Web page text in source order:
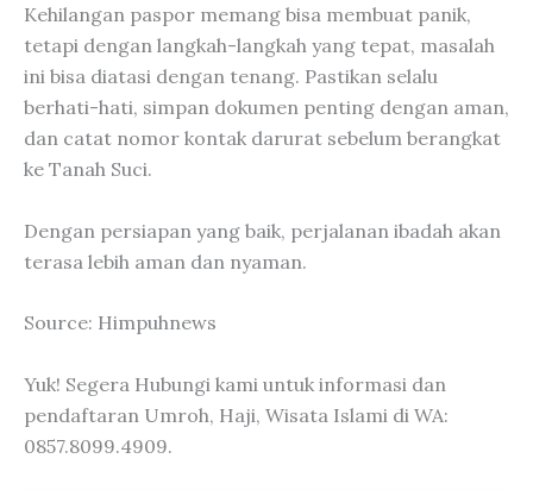
Kehilangan paspor memang bisa membuat panik,
tetapi dengan langkah-langkah yang tepat, masalah
ini bisa diatasi dengan tenang. Pastikan selalu
berhati-hati, simpan dokumen penting dengan aman,
dan catat nomor kontak darurat sebelum berangkat
ke Tanah Suci.
Dengan persiapan yang baik, perjalanan ibadah akan
terasa lebih aman dan nyaman.
Source: Himpuhnews
Yuk! Segera Hubungi kami untuk informasi dan
pendaftaran Umroh, Haji, Wisata Islami di WA:
0857.8099.4909.